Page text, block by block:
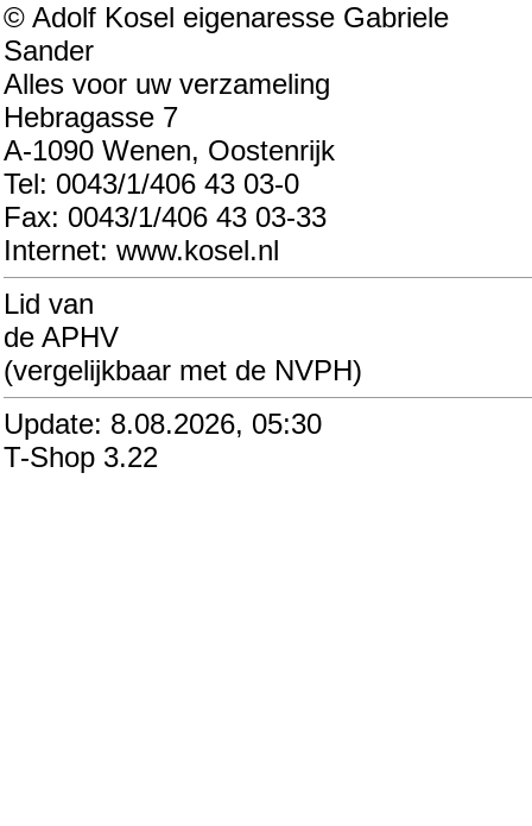
© Adolf Kosel eigenaresse Gabriele
Sander
Alles voor uw verzameling
Hebragasse 7
A-1090 Wenen, Oostenrijk
Tel: 0043/1/406 43 03-0
Fax: 0043/1/406 43 03-33
Internet: www.kosel.nl
Lid van
de APHV
(vergelijkbaar met de NVPH)
Update: 8.08.2026, 05:30
T-Shop 3.22